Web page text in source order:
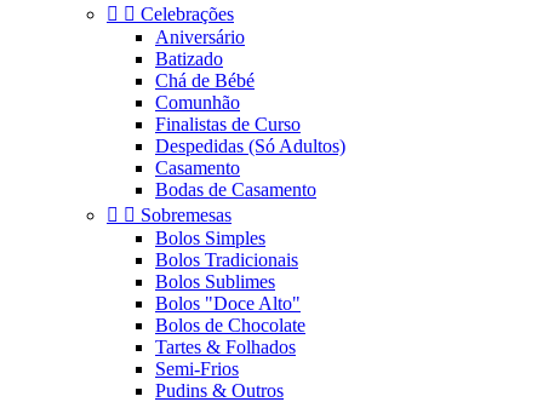
  Celebrações
Aniversário
Batizado
Chá de Bébé
Comunhão
Finalistas de Curso
Despedidas (Só Adultos)
Casamento
Bodas de Casamento
  Sobremesas
Bolos Simples
Bolos Tradicionais
Bolos Sublimes
Bolos "Doce Alto"
Bolos de Chocolate
Tartes & Folhados
Semi-Frios
Pudins & Outros